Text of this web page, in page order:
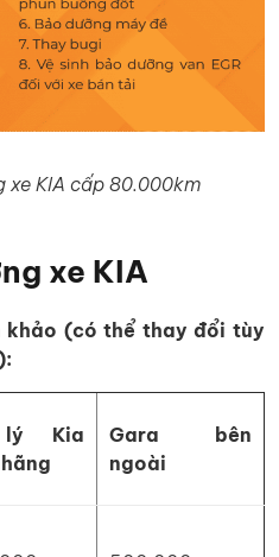
xe KIA cấp 80.000km
xe KIA
khảo (có thể thay đổi tùy
Kia
Gara bên
ngoài